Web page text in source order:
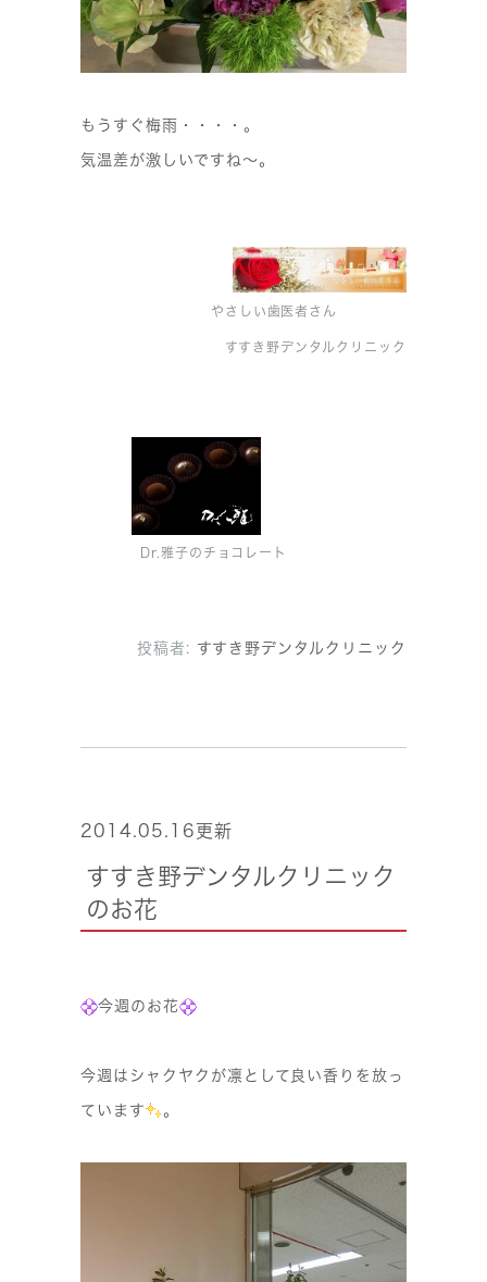
もうすぐ梅雨・・・・。
気温差が激しいですね〜。
やさしい歯医者さん
すすき野デンタルクリニック
Dr.雅子のチョコレート
投稿者: すすき野デンタルクリニック
2014.05.16更新
すすき野デンタルクリニック
のお花
今週のお花
今週はシャクヤクが凛として良い香りを放っ
ています 。